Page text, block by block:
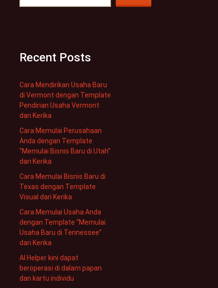
Recent Posts
Cara Mendirikan Usaha Baru
di Vermont dengan Template
Pendirian Usaha Vermont
dari Kerika
Cara Memulai Perusahaan
Anda dengan Template
“Memulai Bisnis Baru di Utah”
dari Kerika
Cara Memulai Bisnis Baru di
Texas dengan Template
Visual dari Kerika
Cara Memulai Usaha Anda
dengan Template “Memulai
Usaha Baru di Tennessee”
dari Kerika
AI Helper kini dapat
beroperasi di dalam papan
dan kartu individu